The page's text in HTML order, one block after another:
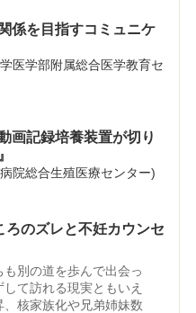
係を目指すコミュニケ
医学部附属総合医学教育セ
画記録培養装置が切り
院総合生殖医療センター)
ろのズレと不妊カウンセ
別の道を歩んで出会っ
て訪れる現実ともいえ
、核家族化や兄弟姉妹数